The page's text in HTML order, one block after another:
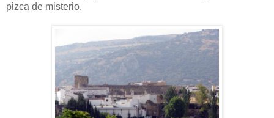
pizca de misterio.